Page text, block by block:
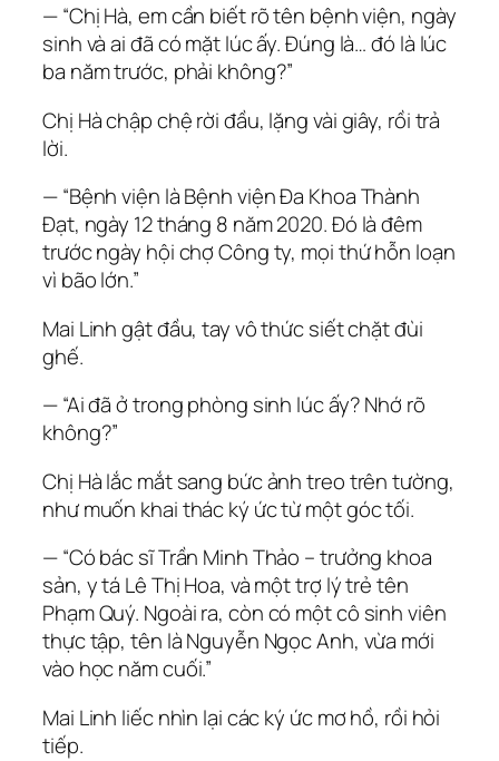
— “Chị Hà, em cần biết rõ tên bệnh viện, ngày
sinh và ai đã có mặt lúc ấy. Đúng là… đó là lúc
ba năm trước, phải không?”
Chị Hà chập chệ rời đầu, lặng vài giây, rồi trả
lời.
— “Bệnh viện là Bệnh viện Đa Khoa Thành
Đạt, ngày 12 tháng 8 năm 2020. Đó là đêm
trước ngày hội chợ Công ty, mọi thứ hỗn loạn
vì bão lớn.”
Mai Linh gật đầu, tay vô thức siết chặt đùi
ghế.
— “Ai đã ở trong phòng sinh lúc ấy? Nhớ rõ
không?”
Chị Hà lắc mắt sang bức ảnh treo trên tường,
như muốn khai thác ký ức từ một góc tối.
— “Có bác sĩ Trần Minh Thảo – trưởng khoa
sản, y tá Lê Thị Hoa, và một trợ lý trẻ tên
Phạm Quý. Ngoài ra, còn có một cô sinh viên
thực tập, tên là Nguyễn Ngọc Anh, vừa mới
vào học năm cuối.”
Mai Linh liếc nhìn lại các ký ức mơ hồ, rồi hỏi
tiếp.